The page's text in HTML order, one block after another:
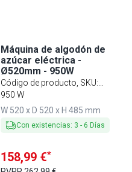
Máquina de algodón de
azúcar eléctrica -
Ø520mm - 950W
Código de producto, SKU:
ZWJ950E
950 W
W 520 x D 520 x H 485 mm
Con existencias: 3 - 6 Días
158,99 €*